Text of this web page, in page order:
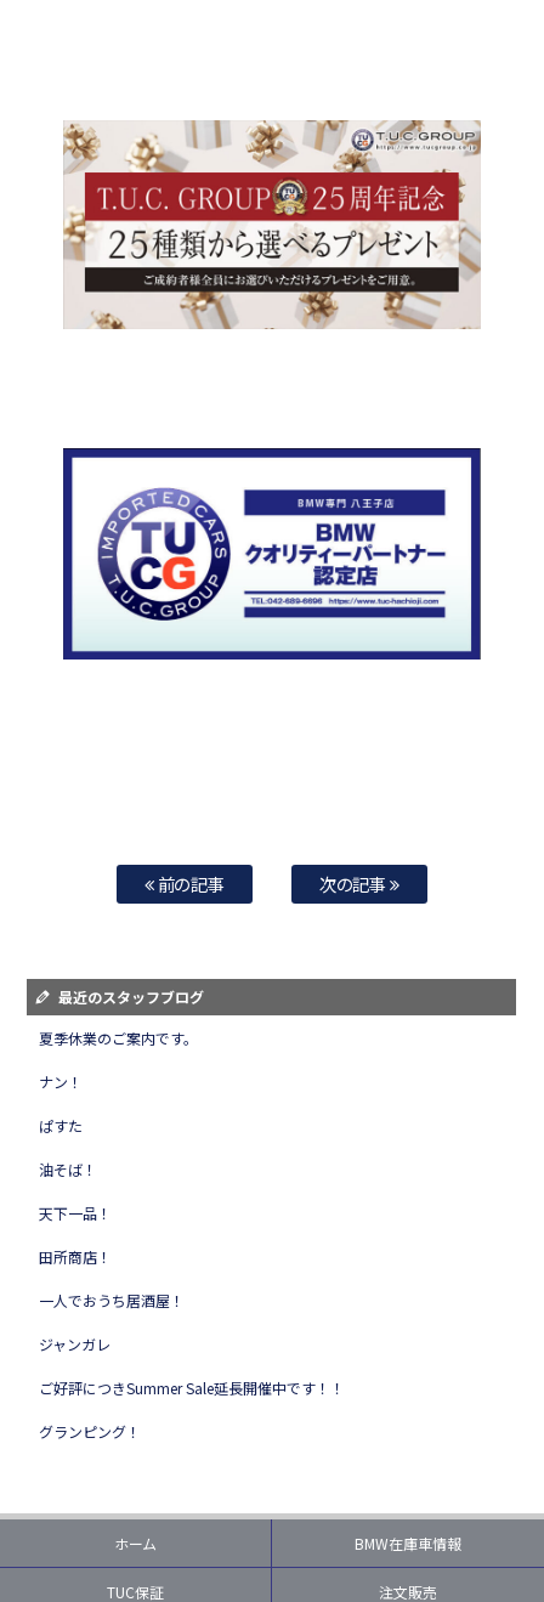
前の記事 次の記事
最近のスタッフブログ
夏季休業のご案内です。
ナン！
ぱすた
油そば！
天下一品！
田所商店！
一人でおうち居酒屋！
ジャンガレ
ご好評につきSummer Sale延長開催中です！！
グランピング！
ホーム BMW在庫車情報
TUC保証 注文販売